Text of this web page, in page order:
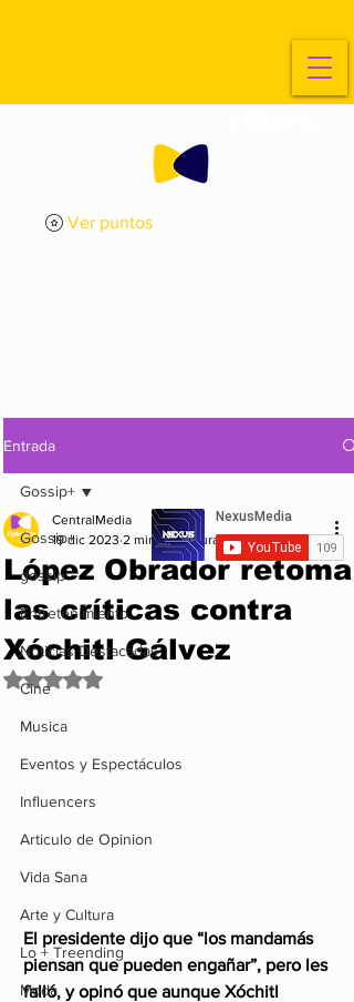
Ver puntos
Entrada
Gossip+
gossip
Entretenimiento
Noticias Destacadas
Cine
Musica
Eventos y Espectáculos
Influencers
Articulo de Opinion
Vida Sana
Arte y Cultura
Lo + Treending
Moda
Gossip+
López Obrador retoma
las críticas contra
Xóchitl Gálvez
CentralMedia
19 dic 2023 2 min de lectura
Obtuvo NaN de 5 estrellas.
El presidente dijo que “los mandamás
piensan que pueden engañar”, pero les
falló, y opinó que aunque Xóchitl